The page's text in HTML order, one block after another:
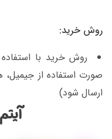
روش خرید:
روش خرید با
صورت استفاده از
ارسال شود)